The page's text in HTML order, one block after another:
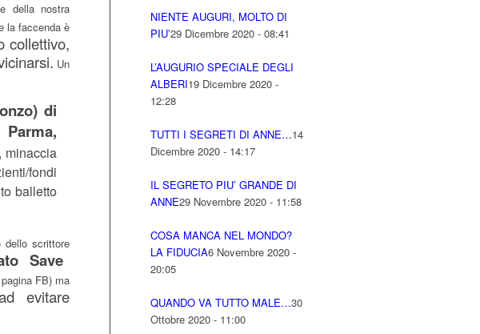
della nostra
la faccenda è
collettivo,
Un
di
minaccia
fondi
balletto
dello scrittore
Save
FB) ma
evitare
NIENTE AUGURI, MOLTO DI
PIU’29 Dicembre 2020 - 08:41
L’AUGURIO SPECIALE DEGLI
ALBERI19 Dicembre 2020 -
12:28
TUTTI I SEGRETI DI ANNE…14
Dicembre 2020 - 14:17
IL SEGRETO PIU’ GRANDE DI
ANNE29 Novembre 2020 - 11:58
COSA MANCA NEL MONDO?
LA FIDUCIA6 Novembre 2020 -
20:05
QUANDO VA TUTTO MALE…30
Ottobre 2020 - 11:00